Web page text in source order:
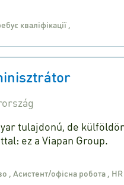
кваліфікації
tulajdonú, de
ez a Viapan Group.
Асистент/офісна робота HR